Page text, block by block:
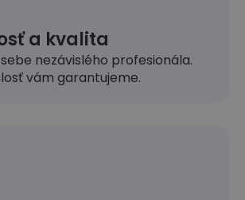
a kvalita
nezávislého profesionála.
vám garantujeme.